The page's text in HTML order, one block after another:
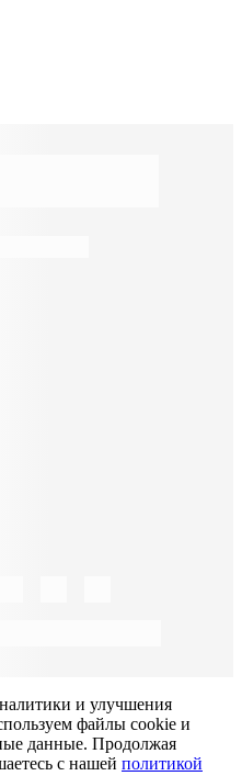
и улучшения
файлы cookie и
данные. Продолжая
с нашей политикой